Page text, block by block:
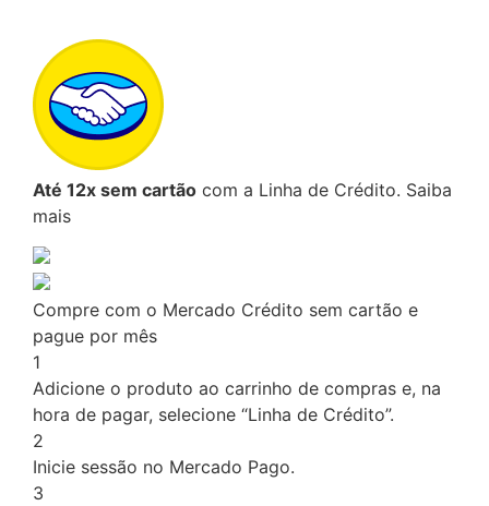
Até 12x sem cartão com a Linha de Crédito. Saiba
mais
Compre com o Mercado Crédito sem cartão e
pague por mês
1
Adicione o produto ao carrinho de compras e, na
hora de pagar, selecione “Linha de Crédito”.
2
Inicie sessão no Mercado Pago.
3